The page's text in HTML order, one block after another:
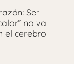
Ser
no va
el cerebro